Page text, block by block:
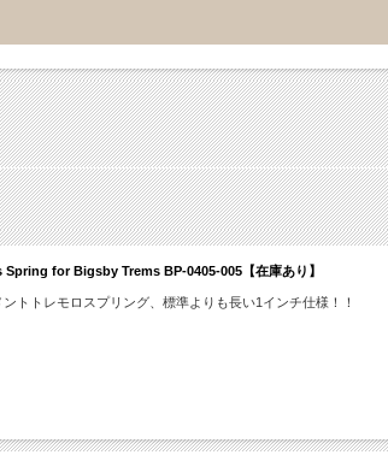
for Bigsby Trems BP-0405-005【在庫あり】
トトレモロスプリング、標準よりも長い1インチ仕様！！